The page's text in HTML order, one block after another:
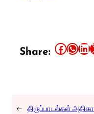
Share: Share this article on Facebook Share this article on WhatsApp Share this article on LinkedIn Share
← திருப்பாடல்கள்